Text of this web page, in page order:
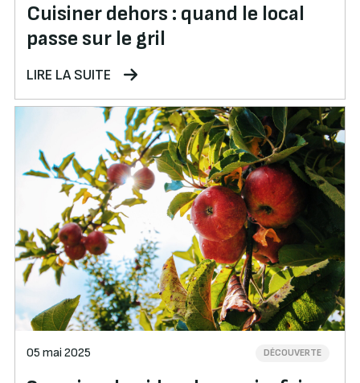
Cuisiner dehors : quand le local
passe sur le gril
LIRE LA SUITE
05 mai 2025 DÉCOUVERTE